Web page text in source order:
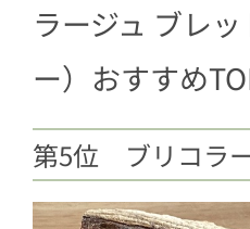
ラージュ ブレ
ー）おすすめ
第5位 ブリコラ